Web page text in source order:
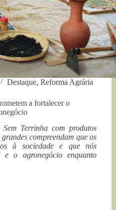
Destaque, Reforma Agrária
a fortalecer o
Sem Terrinha com produtos
compreendam que os
à sociedade e que nós
o agronegócio enquanto